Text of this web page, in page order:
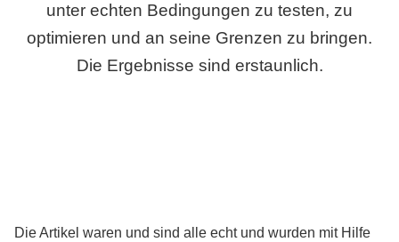
unter echten Bedingungen zu testen, zu
optimieren und an seine Grenzen zu bringen.
Die Ergebnisse sind erstaunlich.
Die Artikel waren und sind alle echt und wurden mit Hilfe